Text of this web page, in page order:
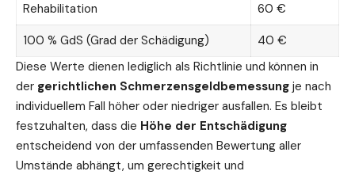
Rehabilitation
60 €
100 % GdS (Grad der Schädigung)
40 €
Diese Werte dienen lediglich als Richtlinie und können in
der gerichtlichen Schmerzensgeldbemessung je nach
individuellem Fall höher oder niedriger ausfallen. Es bleibt
festzuhalten, dass die Höhe der Entschädigung
entscheidend von der umfassenden Bewertung aller
Umstände abhängt, um gerechtigkeit und